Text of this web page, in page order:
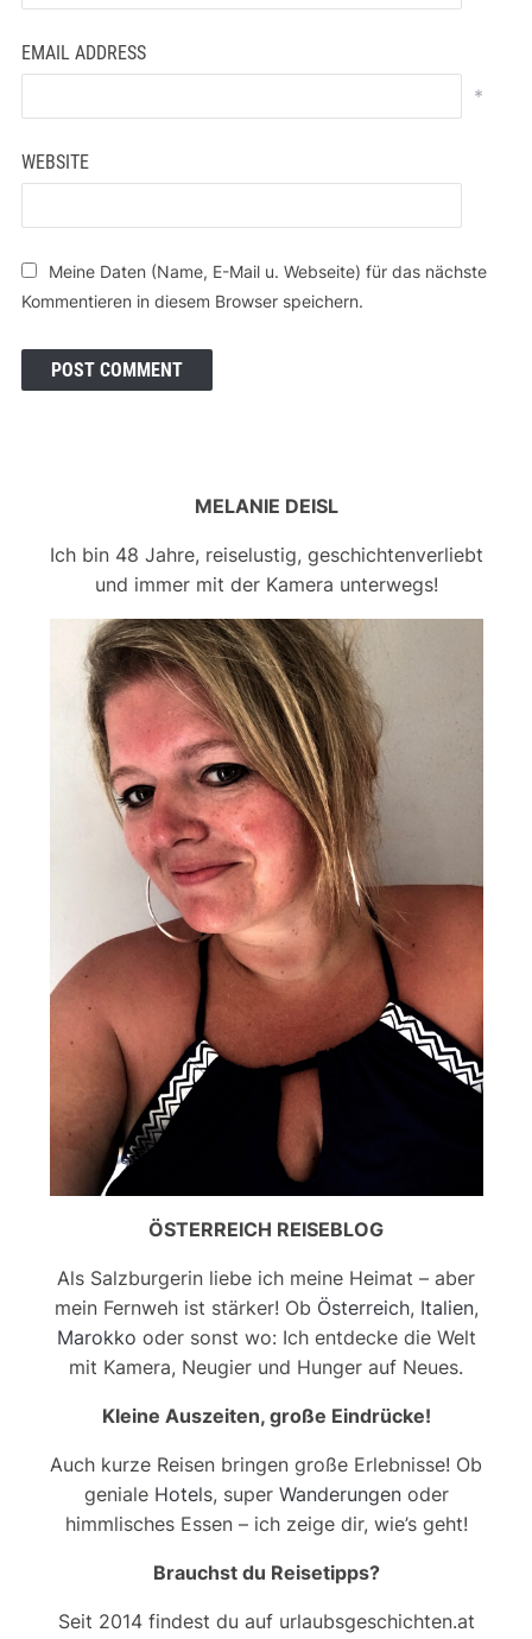
EMAIL ADDRESS
*
WEBSITE
Meine Daten (Name, E-Mail u. Webseite) für das nächste
Kommentieren in diesem Browser speichern.
MELANIE DEISL
Ich bin 48 Jahre, reiselustig, geschichtenverliebt
und immer mit der Kamera unterwegs!
ÖSTERREICH REISEBLOG
Als Salzburgerin liebe ich meine Heimat – aber
mein Fernweh ist stärker! Ob Österreich, Italien,
Marokko oder sonst wo: Ich entdecke die Welt
mit Kamera, Neugier und Hunger auf Neues.
Kleine Auszeiten, große Eindrücke!
Auch kurze Reisen bringen große Erlebnisse! Ob
geniale Hotels, super Wanderungenoder
himmlisches Essen – ich zeige dir, wie’s geht!
Brauchst du Reisetipps?
Seit 2014 findest du auf urlaubsgeschichten.at